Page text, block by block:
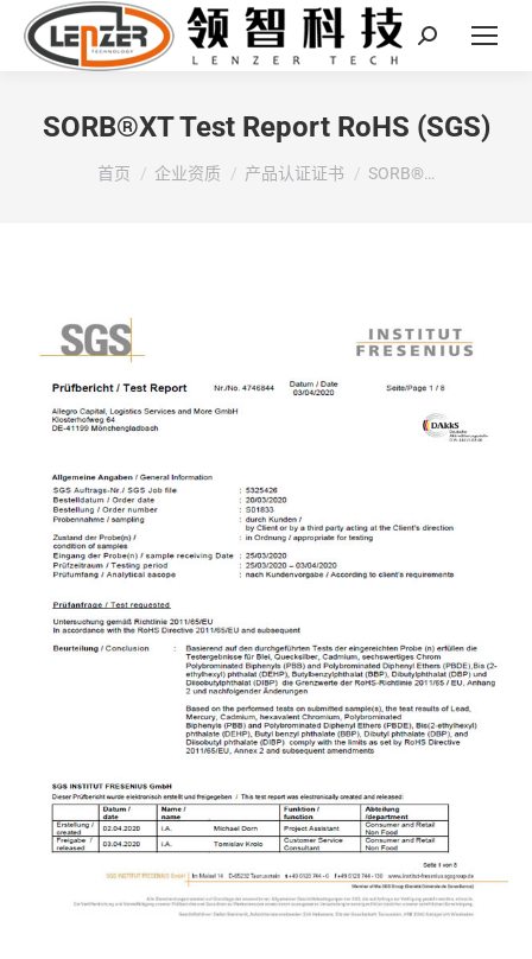
Search:
SORB®XT Test Report RoHS (SGS)
您在这里：
首页 企业资质 产品认证证书 SORB®…